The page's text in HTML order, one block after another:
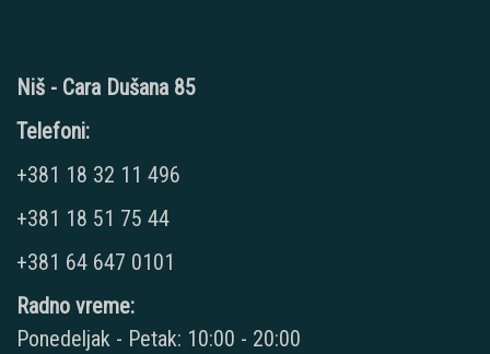
Niš - Cara Dušana 85
Telefoni:
+381 18 32 11 496
+381 18 51 75 44
+381 64 647 0101
Radno vreme:
Ponedeljak - Petak: 10:00 - 20:00